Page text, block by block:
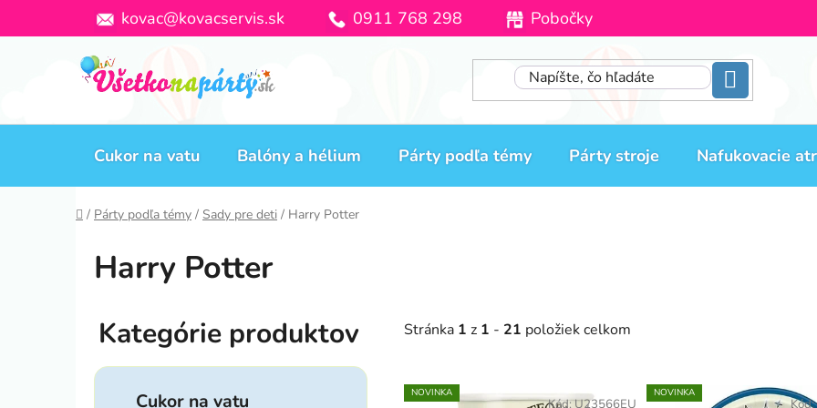
kovac@kovacservis.sk 0911 768 298 Pobočky
Cukor na vatu Balóny a hélium Párty podľa témy Párty stroje Nafukovacie
Domov
/ Párty podľa témy / Sady pre deti / Harry Potter
Harry Potter
B
o
č
nPreskočiť
kategórie
K
Cukor na vatu
Stránka 1 z 1 - 21 položiek celkom
NOVINKA
Kód:U23566EU
NOVINKA
Kód: